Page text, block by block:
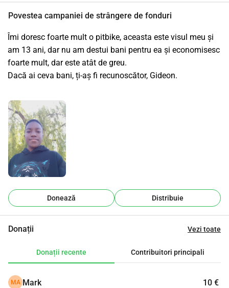
Povestea campaniei de strângere de fonduri
Îmi doresc foarte mult o pitbike, aceasta este visul meu și
am 13 ani, dar nu am destui bani pentru ea și economisesc
foarte mult, dar este atât de greu.
Dacă ai ceva bani, ți-aș fi recunoscător, Gideon.
Donează Distribuie
Donații Vezi toate
Donații recente Contribuitori principali
MA Mark 10 €